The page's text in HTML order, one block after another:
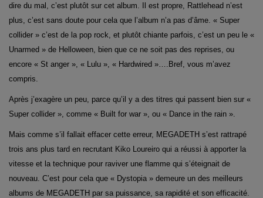
dire du mal, c’est plutôt sur cet album. Il est propre, Rattlehead n’est
plus, c’est sans doute pour cela que l’album n’a pas d’âme. « Super
collider » c’est de la pop rock, et plutôt chiante parfois, c’est un peu le «
Unarmed » de Helloween, bien que ce ne soit pas des reprises, ou
encore « St anger », « Lulu », « Hardwired »….Bref, vous m’avez
compris.
Après j’exagère un peu, parce qu’il y a des titres qui passent bien sur «
Super collider », comme « Built for war », ou « Dance in the rain ».
Mais comme s’il fallait effacer cette erreur, MEGADETH s’est rattrapé
trois ans plus tard en recrutant Kiko Loureiro qui a réussi à apporter la
vitesse et la technique pour raviver une flamme qui s’éteignait de
nouveau. C’est pour cela que « Dystopia » demeure un des meilleurs
albums de MEGADETH par sa puissance, sa rapidité et son efficacité.